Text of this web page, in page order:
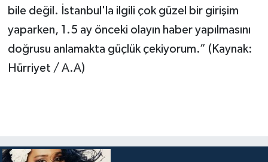
bile değil. İstanbul'la ilgili çok güzel bir girişim
yaparken, 1.5 ay önceki olayın haber yapılmasını
doğrusu anlamakta güçlük çekiyorum.” (Kaynak:
Hürriyet / A.A)